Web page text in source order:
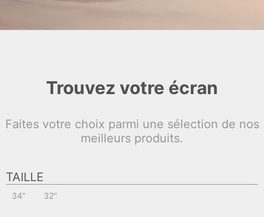
Trouvez votre écran
Faites votre choix parmi une sélection de nos
meilleurs produits.
TAILLE
34" 32"